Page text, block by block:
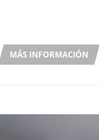
mujeres líderes del sector.
redonda se celebró el
mayo y atrajo a un público
hablando incluso después
MÁS INFORMACIÓN